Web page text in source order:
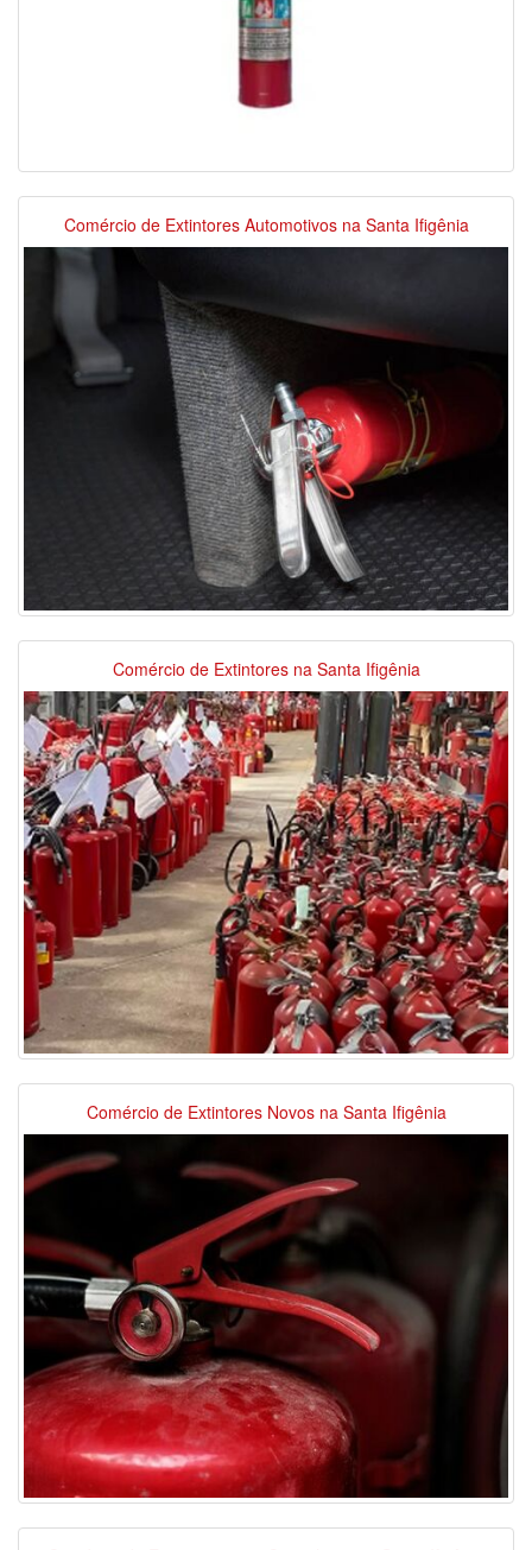
Comércio de Extintores Automotivos na Santa Ifigênia
Comércio de Extintores na Santa Ifigênia
Comércio de Extintores Novos na Santa Ifigênia